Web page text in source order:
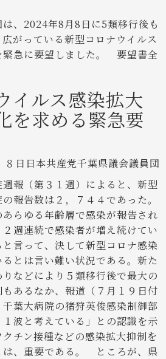
、2024年8月8日に5類移行後も
がっている新型コロナウイルス
急に要望しました。
要望書全
イルス感染拡大
を求める緊急要
日 日本共産党千葉県議会議員団
報（第３１週）によると、新型
報告数は２，７４４であった。
らゆる年齢層で感染が報告され
週連続で感染者が増え続けてい
言って、決して新型コロナ感染
とは言い難い状況である。新た
などにより５類移行後で最大の
もあるなか、報道（７月１９日付
葉大病院の猪狩英俊感染制御部
波と考えている」との認識を示
チン接種などの感染拡大抑制を
、重要である。
ところが、県